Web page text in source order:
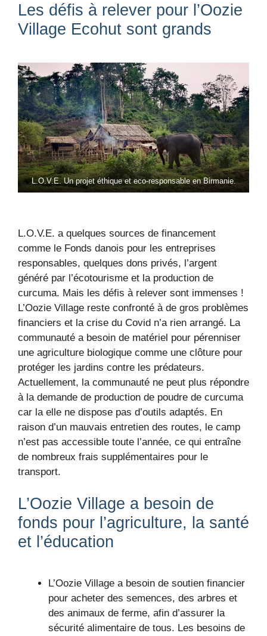
Les défis à relever pour l’Oozie
Village Ecohut sont grands
L.O.V.E. Un projet éthique et eco-responsable en Birmanie.
L.O.V.E. a quelques sources de financement
comme le Fonds danois pour les entreprises
responsables, quelques dons privés, l’argent
généré par l’écotourisme et la production de
curcuma. Mais les défis à relever sont immenses !
L’Oozie Village reste confronté à de gros problèmes
financiers et la crise du Covid n’a rien arrangé. La
communauté a besoin de matériel pour pérenniser
une agriculture biologique comme une clôture pour
protéger les jardins contre les prédateurs.
Actuellement, la communauté ne peut plus répondre
à la demande de production de poudre de curcuma
car la elle ne dispose pas d’outils adaptés. En
raison d’un mauvais entretien des routes, le camp
n’est pas accessible toute l’année, ce qui entraîne
de nombreux frais supplémentaires pour le
transport.
L’Oozie Village a besoin de
fonds pour l’agriculture, la santé
et l’éducation
L’Oozie Village a besoin de soutien financier
pour acheter des semences, des arbres et
des animaux de ferme, afin d’assurer la
sécurité alimentaire de tous. Les besoins de